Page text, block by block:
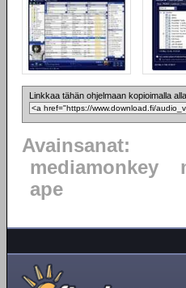
Linkkaa tähän ohjelmaan kopioimalla
Avainsanat:
mediamonkey
ape